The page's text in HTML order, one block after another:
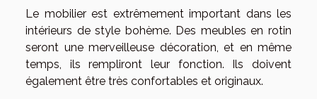
Le mobilier est extrêmement important dans les
intérieurs de style bohème. Des meubles en rotin
seront une merveilleuse décoration, et en même
temps, ils rempliront leur fonction. Ils doivent
également être très confortables et originaux.